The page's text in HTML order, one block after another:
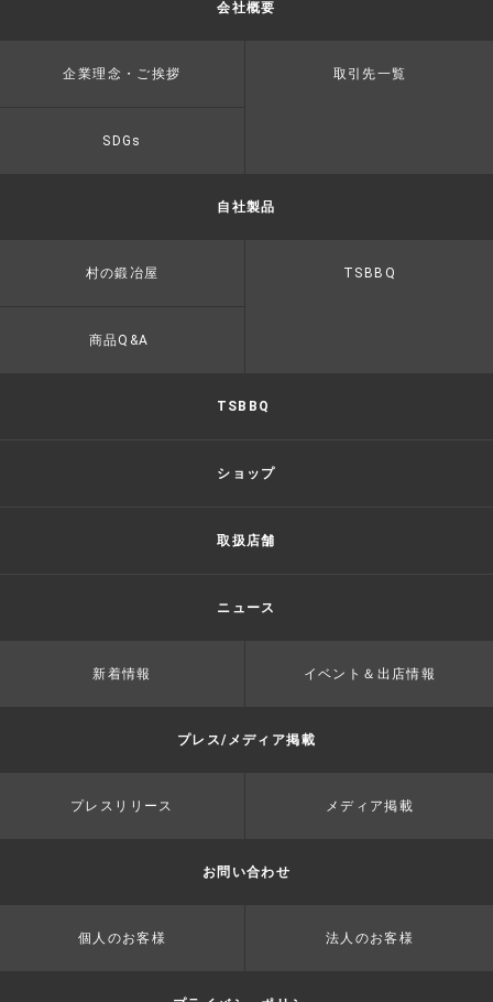
会社概要
企業理念・ご挨拶 取引先一覧
SDGs
自社製品
村の鍛冶屋 TSBBQ
商品Q&A
TSBBQ
ショップ
取扱店舗
ニュース
新着情報 イベント＆出店情報
プレス/メディア掲載
プレスリリース メディア掲載
お問い合わせ
個人のお客様 法人のお客様